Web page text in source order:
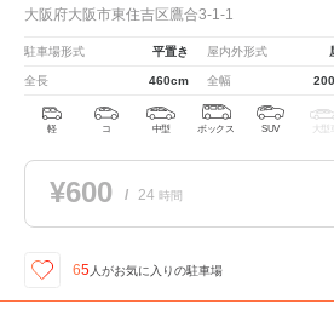
大阪府大阪市東住吉区鷹合3-1-1
駐車場形式 平置き 屋内外形式
全長 460cm 全幅
軽 コ 中型 ボックス SUV 大型車
¥600 / 24 時間
65人がお気に入りの駐車場